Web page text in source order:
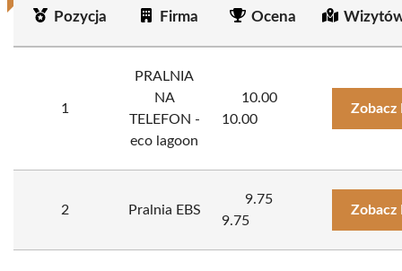
Pozycja Firma Ocena
1
PRALNIA
NA
TELEFON -
eco lagoon
10.00
10.00
Zobacz
2 Pralnia EBS
9.75
9.75
Zobacz